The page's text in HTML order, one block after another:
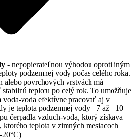
- nepopierateľnou výhodou oproti iným
podzemnej vody počas celého roka.
alebo povrchových vrstvách má
teplotu po celý rok. To umožňuje
voda-voda efektívne pracovať aj v
je teplota podzemnej vody +7 až +10
čerpadla vzduch-voda, ktorý získava
ktorého teplota v zimných mesiacoch